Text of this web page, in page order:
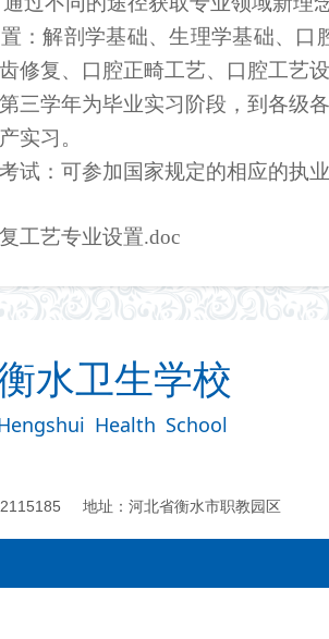
：解剖学基础、生理学基础、口
修复、口腔正畸工艺、口腔工艺设
第三学年为毕业实习阶段，到各级
实习 。
试： 可参加国家规定的相应的执业
工艺专业设置.doc
地址：河北省衡水市职教园区
水卫生学校
Health School